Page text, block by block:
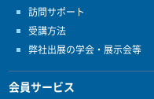
訪問サポート
受講方法
弊社出展の学会・展示会等
会員サービス